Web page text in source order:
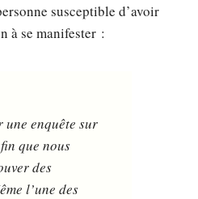
susceptible d’avoir
à se manifester :
une enquête sur
que nous
des
l’une des